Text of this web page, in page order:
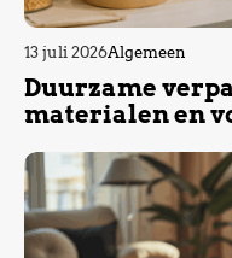
13 juli 2026Algemeen
Duurzame
materialen en